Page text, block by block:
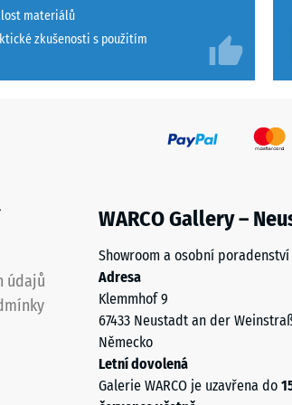
proti abrazivnímu opotřebení – Hodnota stupnice 5 =
Hodnota stupnice 1 = Infiltrace cca 0 mm/h (0 l/h/m²)
stupnice 2 = střední akceptační úhel cca 13°,
porovnání.
materiálů
zkušenosti s použitím
údajů
WARCO Gallery –
Showroom a osobní poradenství
Adresa
Klemmhof 9
67433 Neustadt an der
Německo
Letní dovolená
Galerie WARCO je uzavřena do